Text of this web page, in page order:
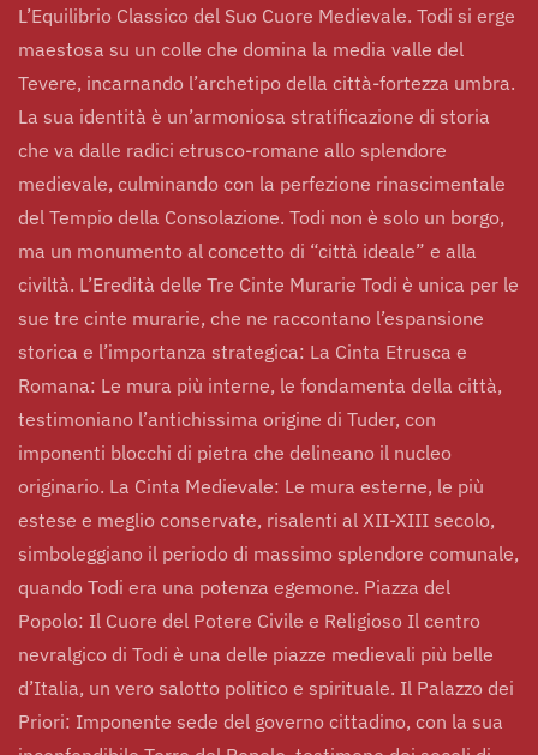
L’Equilibrio Classico del Suo Cuore Medievale. Todi si erge
maestosa su un colle che domina la media valle del
Tevere, incarnando l’archetipo della città-fortezza umbra.
La sua identità è un’armoniosa stratificazione di storia
che va dalle radici etrusco-romane allo splendore
medievale, culminando con la perfezione rinascimentale
del Tempio della Consolazione. Todi non è solo un borgo,
ma un monumento al concetto di “città ideale” e alla
civiltà. L’Eredità delle Tre Cinte Murarie Todi è unica per le
sue tre cinte murarie, che ne raccontano l’espansione
storica e l’importanza strategica: La Cinta Etrusca e
Romana: Le mura più interne, le fondamenta della città,
testimoniano l’antichissima origine di Tuder, con
imponenti blocchi di pietra che delineano il nucleo
originario. La Cinta Medievale: Le mura esterne, le più
estese e meglio conservate, risalenti al XII-XIII secolo,
simboleggiano il periodo di massimo splendore comunale,
quando Todi era una potenza egemone. Piazza del
Popolo: Il Cuore del Potere Civile e Religioso Il centro
nevralgico di Todi è una delle piazze medievali più belle
d’Italia, un vero salotto politico e spirituale. Il Palazzo dei
Priori: Imponente sede del governo cittadino, con la sua